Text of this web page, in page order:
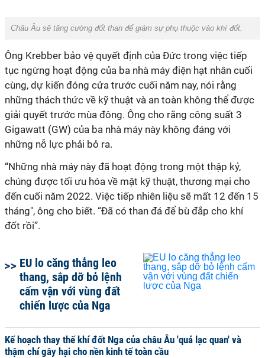
Châu Âu sẽ tăng cường đốt than để giảm sự phụ thuộc vào khí đốt.
Ông Krebber bảo vệ quyết định của Đức trong việc tiếp
tục ngừng hoạt động của ba nhà máy điện hạt nhân cuối
cùng, dự kiến ​​đóng cửa trước cuối năm nay, nói rằng
những thách thức về kỹ thuật và an toàn không thể được
giải quyết trước mùa đông. Ông cho rằng công suất 3
Gigawatt (GW) của ba nhà máy này không đáng với
những nỗ lực phải bỏ ra.
“Những nhà máy này đã hoạt động trong một thập kỷ,
chúng được tối ưu hóa về mặt kỹ thuật, thương mại cho
đến cuối năm 2022. Việc tiếp nhiên liệu sẽ mất 12 đến 15
tháng", ông cho biết. “Đã có than đá để bù đắp cho khí
đốt rồi”.
EU lo căng thẳng leo
thang, sắp dỡ bỏ lệnh
cấm vận với vùng đất
chiến lược của Nga
Kế hoạch thay thế khí đốt Nga của châu Âu 'quá lạc quan' và
thậm chí gây hại cho nền kinh tế toàn cầu